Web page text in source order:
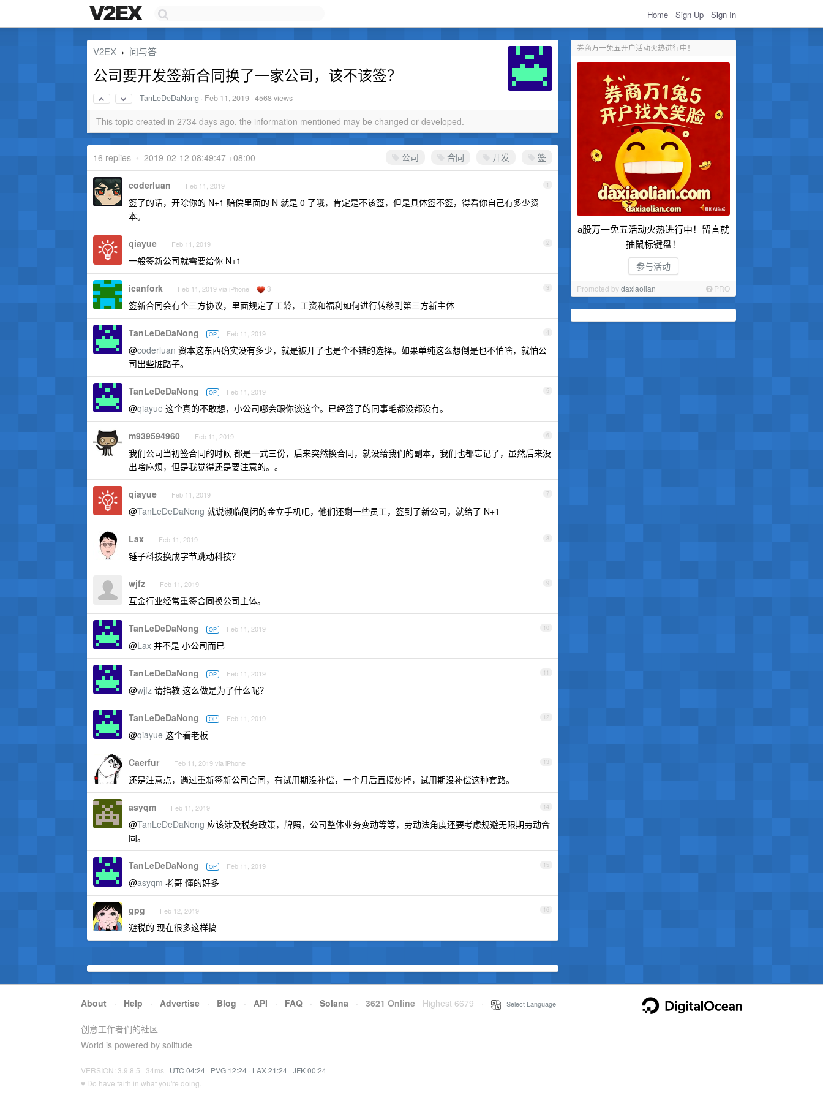
Home Sign Up Sign In
券商万一免五开户活动火热进行中！
a股万一免五活动火热进行中！留言就
抽鼠标键盘！
参与活动
Promoted bydaxiaolian PRO
V2EX › 问与答
公司要开发签新合同换了一家公司，该不该签？
TanLeDeDaNong · Feb 11, 2019 · 4568 views
This topic created in 2734 days ago, the information mentioned may be changed or developed.
公司 合同 开发 签
16 replies • 2019-02-12 08:49:47 +08:00
1
coderluan Feb 11, 2019
签了的话，开除你的 N+1 赔偿里面的 N 就是 0 了哦，肯定是不该签，但是具体签不签，得看你自己有多少资
本。
2
qiayue Feb 11, 2019
一般签新公司就需要给你 N+1
3
icanfork Feb 11, 2019 via iPhone 3
签新合同会有个三方协议，里面规定了工龄，工资和福利如何进行转移到第三方新主体
4
TanLeDeDaNong OP Feb 11, 2019
@coderluan 资本这东西确实没有多少，就是被开了也是个不错的选择。如果单纯这么想倒是也不怕啥，就怕公
司出些脏路子。
5
TanLeDeDaNong OP Feb 11, 2019
@qiayue 这个真的不敢想，小公司哪会跟你谈这个。已经签了的同事毛都没都没有。
6
m939594960 Feb 11, 2019
我们公司当初签合同的时候 都是一式三份，后来突然换合同，就没给我们的副本，我们也都忘记了，虽然后来没
出啥麻烦，但是我觉得还是要注意的。。
7
qiayue Feb 11, 2019
@TanLeDeDaNong 就说濒临倒闭的金立手机吧，他们还剩一些员工，签到了新公司，就给了 N+1
8
Lax Feb 11, 2019
锤子科技换成字节跳动科技？
9
wjfz Feb 11, 2019
互金行业经常重签合同换公司主体。
10
TanLeDeDaNong OP Feb 11, 2019
@Lax 并不是 小公司而已
11
TanLeDeDaNong OP Feb 11, 2019
@wjfz 请指教 这么做是为了什么呢？
12
TanLeDeDaNong OP Feb 11, 2019
@qiayue 这个看老板
13
Caerfur Feb 11, 2019 via iPhone
还是注意点，遇过重新签新公司合同，有试用期没补偿，一个月后直接炒掉，试用期没补偿这种套路。
14
asyqm Feb 11, 2019
@TanLeDeDaNong 应该涉及税务政策，牌照，公司整体业务变动等等，劳动法角度还要考虑规避无限期劳动合
同。
15
TanLeDeDaNong OP Feb 11, 2019
@asyqm 老哥 懂的好多
16
gpg Feb 12, 2019
避税的 现在很多这样搞
About · Help · Advertise · Blog · API · FAQ · Solana · 3621 Online Highest 6679 Select Language
创意工作者们的社区
World is powered by solitude
VERSION: 3.9.8.5 · 34ms · UTC 04:24 · PVG 12:24 · LAX 21:24 · JFK 00:24
♥ Do have faith in what you're doing.